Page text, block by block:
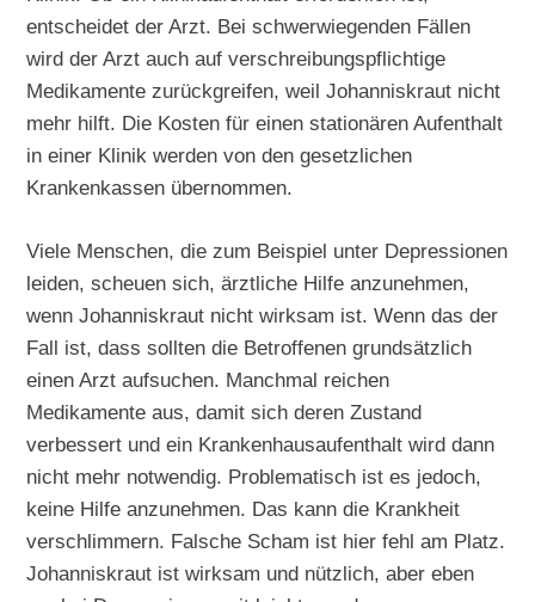
entscheidet der Arzt. Bei schwerwiegenden Fällen
wird der Arzt auch auf verschreibungspflichtige
Medikamente zurückgreifen, weil Johanniskraut nicht
mehr hilft. Die Kosten für einen stationären Aufenthalt
in einer Klinik werden von den gesetzlichen
Krankenkassen übernommen.
Viele Menschen, die zum Beispiel unter Depressionen
leiden, scheuen sich, ärztliche Hilfe anzunehmen,
wenn Johanniskraut nicht wirksam ist. Wenn das der
Fall ist, dass sollten die Betroffenen grundsätzlich
einen Arzt aufsuchen. Manchmal reichen
Medikamente aus, damit sich deren Zustand
verbessert und ein Krankenhausaufenthalt wird dann
nicht mehr notwendig. Problematisch ist es jedoch,
keine Hilfe anzunehmen. Das kann die Krankheit
verschlimmern. Falsche Scham ist hier fehl am Platz.
Johanniskraut ist wirksam und nützlich, aber eben